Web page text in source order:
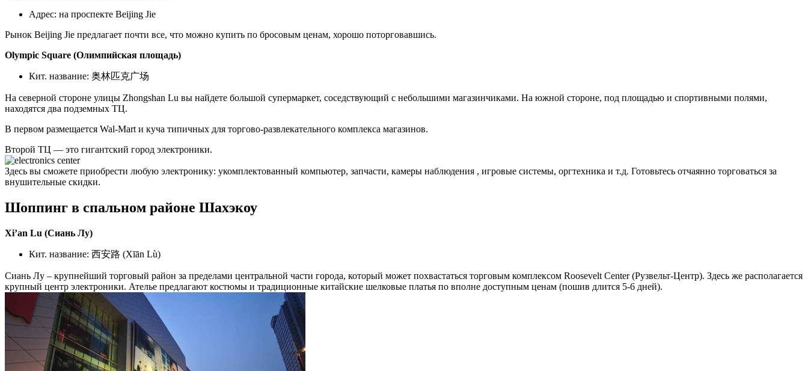
Адрес: на проспекте Beijing Jie
Рынок Beijing Jie предлагает почти все, что можно купить по бросовым ценам, хорошо поторговавшись.
Olympic Square (Олимпийская площадь)
Кит. название: 奥林匹克广场
На северной стороне улицы Zhongshan Lu вы найдете большой супермаркет, соседствующий с небольшими магазинчиками. На южной стороне, под площадью и спортивными полями,
находятся два подземных ТЦ.
В первом размещается Wal-Mart и куча типичных для торгово-развлекательного комплекса магазинов.
Второй ТЦ — это гигантский город электроники.
Здесь вы сможете приобрести любую электронику: укомплектованный компьютер, запчасти, камеры наблюдения , игровые системы, оргтехника и т.д. Готовьтесь отчаянно торговаться за
внушительные скидки.
Шоппинг в спальном районе Шахэкоу
Xi’an Lu (Сиань Лу)
Кит. название: 西安路 (Xīān Lù)
Сиань Лу – крупнейший торговый район за пределами центральной части города, который может похвастаться торговым комплексом Roosevelt Center (Рузвельт-Центр). Здесь же располагается
крупный центр электроники. Ателье предлагают костюмы и традиционные китайские шелковые платья по вполне доступным ценам (пошив длится 5-6 дней).